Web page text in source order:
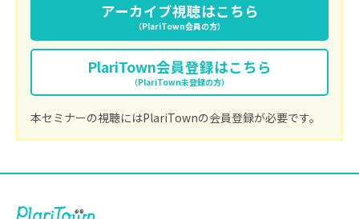
アーカイブ視聴はこちら
（PlariTown会員の方）
PlariTown会員登録はこちら
（PlariTown未登録の方）
本セミナーの視聴にはPlariTownの会員登録が必要です。